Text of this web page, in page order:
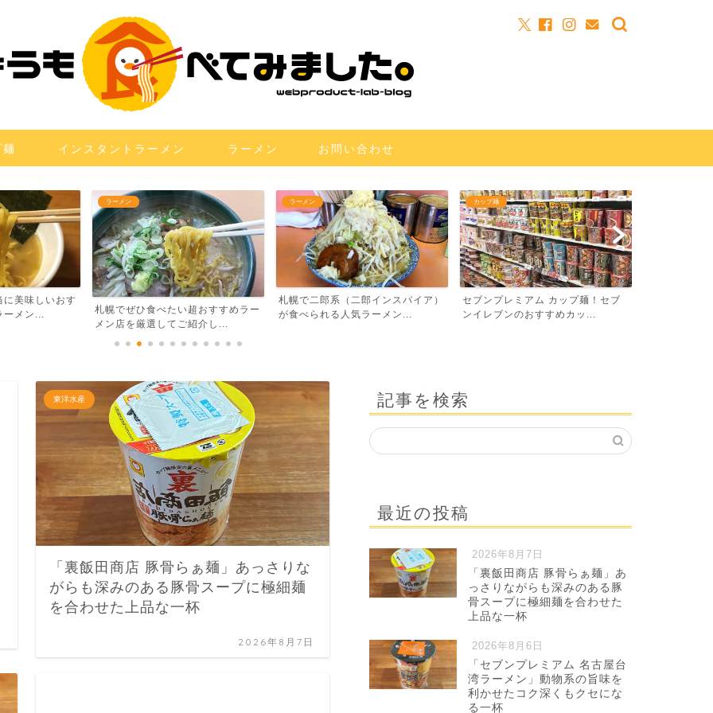
インスタントラーメン ラーメン お問い合わせ
美味しいおす
メン...
ラーメン
札幌でぜひ食べたい超おすすめラー
メン店を厳選してご紹介し...
ラーメン
札幌で二郎系（二郎インスパイア）
が食べられる人気ラーメン...
カップ麺
セブンプレミアム カップ麺！セブ
ンイレブンのおすすめカッ...
東洋水産
「裏飯田商店 豚骨らぁ麺」あっさりな
がらも深みのある豚骨スープに極細麺
を合わせた上品な一杯
2026年8月7日
記事を検索
最近の投稿
2026年8月7日
「裏飯田商店 豚骨らぁ麺」あ
っさりながらも深みのある豚
骨スープに極細麺を合わせた
上品な一杯
2026年8月6日
「セブンプレミアム 名古屋台
湾ラーメン」動物系の旨味を
利かせたコク深くもクセにな
る一杯